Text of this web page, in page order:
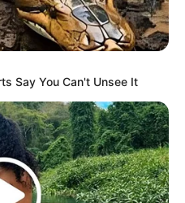
Say You Can't Unsee It